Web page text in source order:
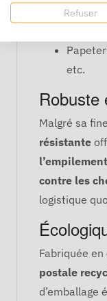
etc.
Robuste
Malgré sa
résistante
l’empilement
contre les
logistique
Fabriquée en
postale
d’emballage
Refuser